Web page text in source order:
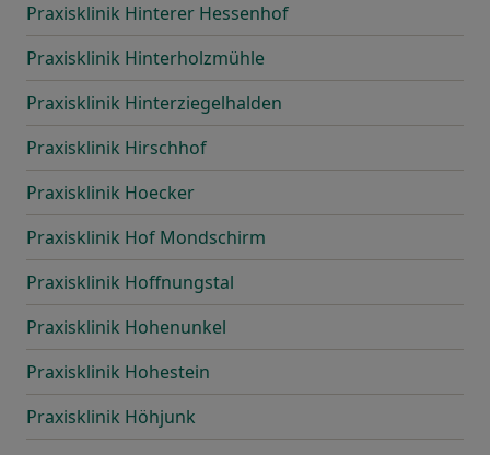
Praxisklinik Hinterer Hessenhof
Praxisklinik Hinterholzmühle
Praxisklinik Hinterziegelhalden
Praxisklinik Hirschhof
Praxisklinik Hoecker
Praxisklinik Hof Mondschirm
Praxisklinik Hoffnungstal
Praxisklinik Hohenunkel
Praxisklinik Hohestein
Praxisklinik Höhjunk